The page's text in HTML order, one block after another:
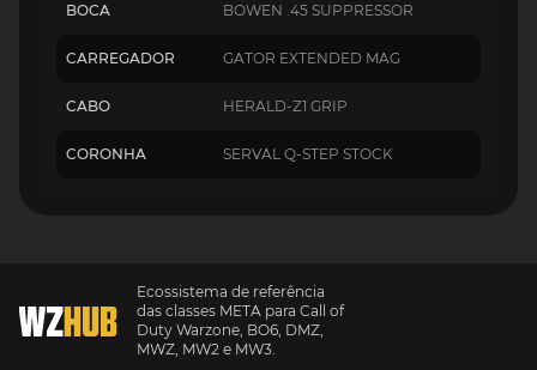
BOCA BOWEN .45 SUPPRESSOR
CARREGADOR GATOR EXTENDED MAG
CABO HERALD-Z1 GRIP
CORONHA SERVAL Q-STEP STOCK
Ecossistema de referência
das classes META para Call of
Duty Warzone, BO6, DMZ,
MWZ, MW2 e MW3.